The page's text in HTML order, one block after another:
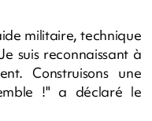
militaire, technique
suis reconnaissant à
Construisons une
!" a déclaré le